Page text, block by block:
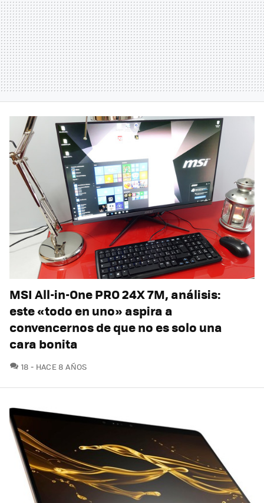
MSI All-in-One PRO 24X 7M, análisis:
este «todo en uno» aspira a
convencernos de que no es solo una
cara bonita
18 COMENTARIOS
HACE 8 AÑOS